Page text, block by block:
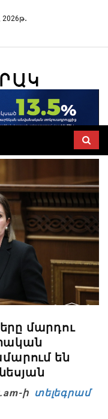
մարդու
են
ի տելեգրամ